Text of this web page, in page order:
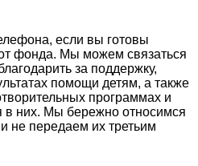
если вы готовы
фонда. Мы можем связаться
за поддержку,
помощи детям, а также
программах и
в них. Мы бережно относимся
не передаем их третьим